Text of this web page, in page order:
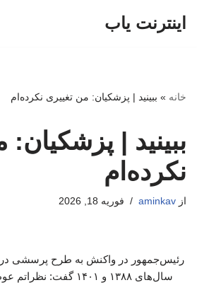
اینترنت یاب
خانه » ببینید | پزشکیان: من تغییری نکرده‌ام
ببینید | پزشکیان:
نکرده‌ام
از aminkav فوریه 18, 2026
رئیس‌جمهور در واکنش به طرح پرسشی
سال‌های ۱۳۸۸ و ۱۴۰۱